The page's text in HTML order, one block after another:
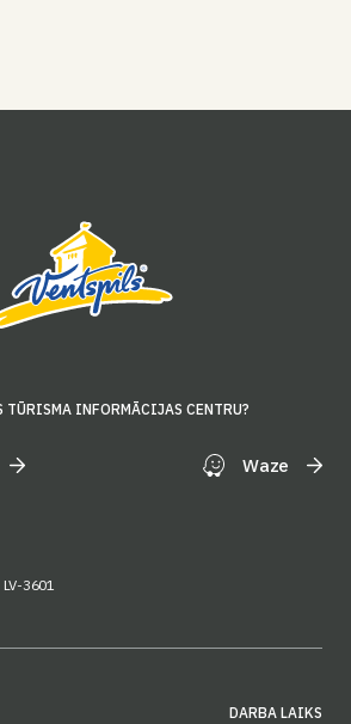
TŪRISMA INFORMĀCIJAS CENTRU?
Waze
3601
DARBA LAIKS